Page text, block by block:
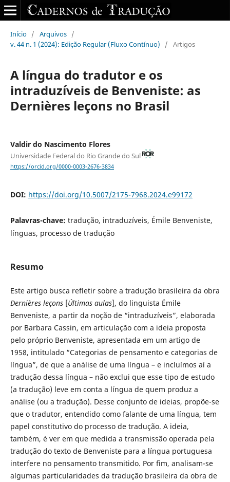
Início / Arquivos /
v. 44 n. 1 (2024): Edição Regular (Fluxo Contínuo)
/ Artigos
A língua do tradutor e os
intraduzíveis de Benveniste: as
Dernières leçons no Brasil
Valdir do Nascimento Flores
Universidade Federal do Rio Grande do Sul
https://orcid.org/0000-0003-2676-3834
DOI: https://doi.org/10.5007/2175-7968.2024.e99172
Palavras-chave: tradução, intraduzíveis, Émile Benveniste,
línguas, processo de tradução
Resumo
Este artigo busca refletir sobre a tradução brasileira da obra
Dernières leçons[Últimas aulas], do linguista Émile
Benveniste, a partir da noção de “intraduzíveis”, elaborada
por Barbara Cassin, em articulação com a ideia proposta
pelo próprio Benveniste, apresentada em um artigo de
1958, intitulado “Categorias de pensamento e categorias de
língua”, de que a análise de uma língua – e incluímos aí a
tradução dessa língua – não exclui que esse tipo de estudo
(a tradução) leve em conta a língua de quem produz a
análise (ou a tradução). Desse conjunto de ideias, propõe-se
que o tradutor, entendido como falante de uma língua, tem
papel constitutivo do processo de tradução. A ideia,
também, é ver em que medida a transmissão operada pela
tradução do texto de Benveniste para a língua portuguesa
interfere no pensamento transmitido. Por fim, analisam-se
algumas particularidades da tradução brasileira da obra de